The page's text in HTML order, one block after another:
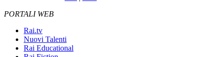
PORTALI WEB
Rai.tv
Nuovi Talenti
Rai Educational